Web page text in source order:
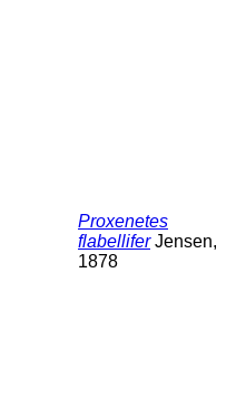
Proxenetes
flabelliferJensen,
1878